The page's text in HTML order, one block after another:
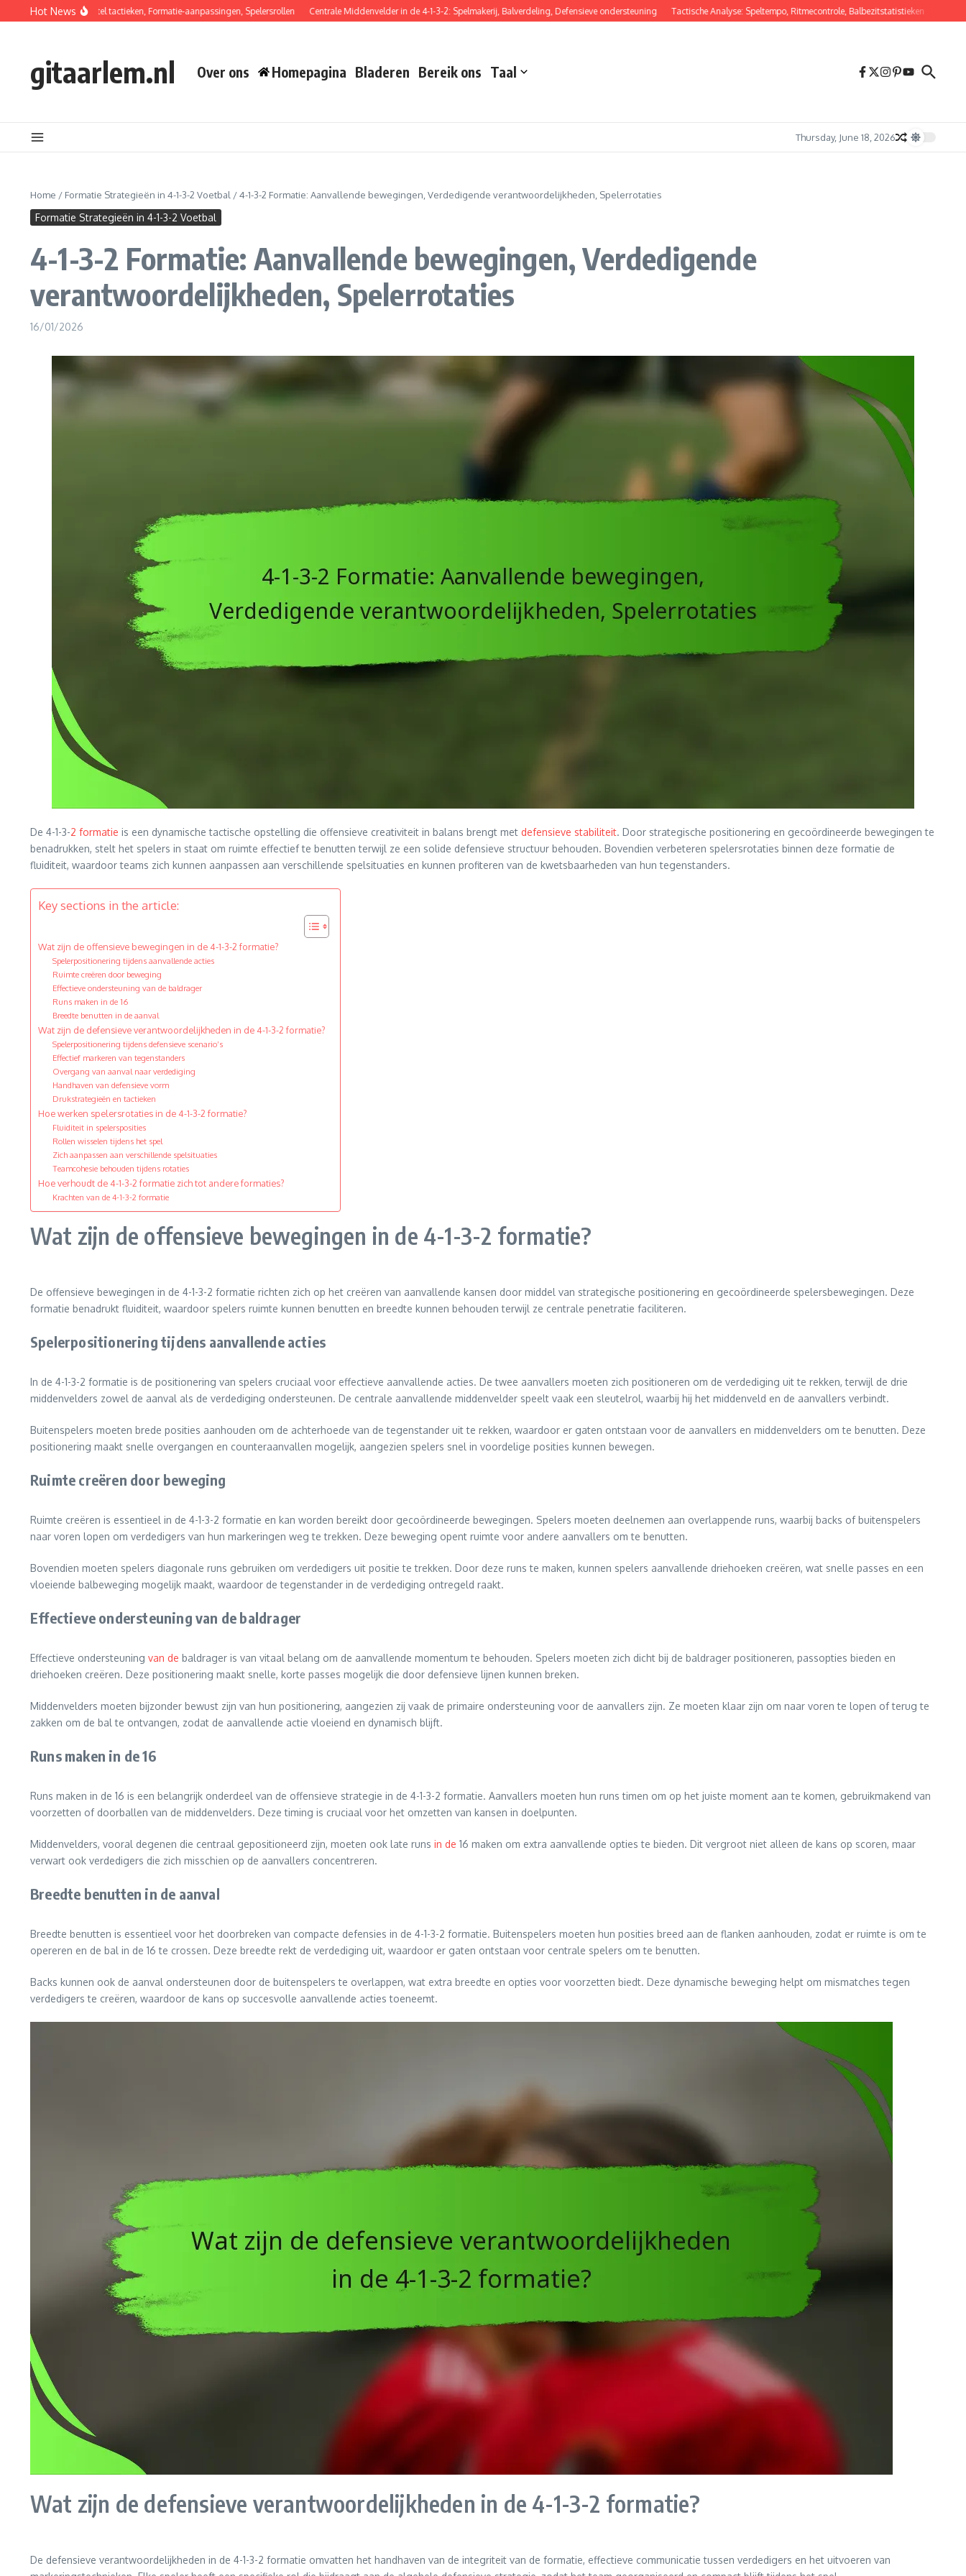
Skip to content
Hot News
Formatie: Balherstel tactieken, Formatie-aanpassingen, Spelersrollen Centrale Middenvelder in de 4-1-3-2: Spelmakerij, Balverdeling, Defensieve ondersteuning Tactische Analyse: Speltempo, Ritmecontrole, Balbezitstatistieken
gitaarlem.nl Over ons Homepagina Bladeren Bereik ons Taal
Thursday, June 18, 2026
Home / Formatie Strategieën in 4-1-3-2 Voetbal /4-1-3-2 Formatie: Aanvallende bewegingen, Verdedigende verantwoordelijkheden, Spelerrotaties
Formatie Strategieën in 4-1-3-2 Voetbal
4-1-3-2 Formatie: Aanvallende bewegingen, Verdedigende
verantwoordelijkheden, Spelerrotaties
16/01/2026
De 4-1-3-2 formatie is een dynamische tactische opstelling die offensieve creativiteit in balans brengt met defensieve stabiliteit. Door strategische positionering en gecoördineerde bewegingen te
benadrukken, stelt het spelers in staat om ruimte effectief te benutten terwijl ze een solide defensieve structuur behouden. Bovendien verbeteren spelersrotaties binnen deze formatie de
fluiditeit, waardoor teams zich kunnen aanpassen aan verschillende spelsituaties en kunnen profiteren van de kwetsbaarheden van hun tegenstanders.
Key sections in the article:
Wat zijn de offensieve bewegingen in de 4-1-3-2 formatie?
Spelerpositionering tijdens aanvallende acties
Ruimte creëren door beweging
Effectieve ondersteuning van de baldrager
Runs maken in de 16
Breedte benutten in de aanval
Wat zijn de defensieve verantwoordelijkheden in de 4-1-3-2 formatie?
Spelerpositionering tijdens defensieve scenario’s
Effectief markeren van tegenstanders
Overgang van aanval naar verdediging
Handhaven van defensieve vorm
Drukstrategieën en tactieken
Hoe werken spelersrotaties in de 4-1-3-2 formatie?
Fluiditeit in spelersposities
Rollen wisselen tijdens het spel
Zich aanpassen aan verschillende spelsituaties
Teamcohesie behouden tijdens rotaties
Hoe verhoudt de 4-1-3-2 formatie zich tot andere formaties?
Krachten van de 4-1-3-2 formatie
Wat zijn de offensieve bewegingen in de 4-1-3-2 formatie?
De offensieve bewegingen in de 4-1-3-2 formatie richten zich op het creëren van aanvallende kansen door middel van strategische positionering en gecoördineerde spelersbewegingen. Deze
formatie benadrukt fluiditeit, waardoor spelers ruimte kunnen benutten en breedte kunnen behouden terwijl ze centrale penetratie faciliteren.
Spelerpositionering tijdens aanvallende acties
In de 4-1-3-2 formatie is de positionering van spelers cruciaal voor effectieve aanvallende acties. De twee aanvallers moeten zich positioneren om de verdediging uit te rekken, terwijl de drie
middenvelders zowel de aanval als de verdediging ondersteunen. De centrale aanvallende middenvelder speelt vaak een sleutelrol, waarbij hij het middenveld en de aanvallers verbindt.
Buitenspelers moeten brede posities aanhouden om de achterhoede van de tegenstander uit te rekken, waardoor er gaten ontstaan voor de aanvallers en middenvelders om te benutten. Deze
positionering maakt snelle overgangen en counteraanvallen mogelijk, aangezien spelers snel in voordelige posities kunnen bewegen.
Ruimte creëren door beweging
Ruimte creëren is essentieel in de 4-1-3-2 formatie en kan worden bereikt door gecoördineerde bewegingen. Spelers moeten deelnemen aan overlappende runs, waarbij backs of buitenspelers
naar voren lopen om verdedigers van hun markeringen weg te trekken. Deze beweging opent ruimte voor andere aanvallers om te benutten.
Bovendien moeten spelers diagonale runs gebruiken om verdedigers uit positie te trekken. Door deze runs te maken, kunnen spelers aanvallende driehoeken creëren, wat snelle passes en een
vloeiende balbeweging mogelijk maakt, waardoor de tegenstander in de verdediging ontregeld raakt.
Effectieve ondersteuning van de baldrager
Effectieve ondersteuning van de baldrager is van vitaal belang om de aanvallende momentum te behouden. Spelers moeten zich dicht bij de baldrager positioneren, passopties bieden en
driehoeken creëren. Deze positionering maakt snelle, korte passes mogelijk die door defensieve lijnen kunnen breken.
Middenvelders moeten bijzonder bewust zijn van hun positionering, aangezien zij vaak de primaire ondersteuning voor de aanvallers zijn. Ze moeten klaar zijn om naar voren te lopen of terug te
zakken om de bal te ontvangen, zodat de aanvallende actie vloeiend en dynamisch blijft.
Runs maken in de 16
Runs maken in de 16 is een belangrijk onderdeel van de offensieve strategie in de 4-1-3-2 formatie. Aanvallers moeten hun runs timen om op het juiste moment aan te komen, gebruikmakend van
voorzetten of doorballen van de middenvelders. Deze timing is cruciaal voor het omzetten van kansen in doelpunten.
Middenvelders, vooral degenen die centraal gepositioneerd zijn, moeten ook late runs in de 16 maken om extra aanvallende opties te bieden. Dit vergroot niet alleen de kans op scoren, maar
verwart ook verdedigers die zich misschien op de aanvallers concentreren.
Breedte benutten in de aanval
Breedte benutten is essentieel voor het doorbreken van compacte defensies in de 4-1-3-2 formatie. Buitenspelers moeten hun posities breed aan de flanken aanhouden, zodat er ruimte is om te
opereren en de bal in de 16 te crossen. Deze breedte rekt de verdediging uit, waardoor er gaten ontstaan voor centrale spelers om te benutten.
Backs kunnen ook de aanval ondersteunen door de buitenspelers te overlappen, wat extra breedte en opties voor voorzetten biedt. Deze dynamische beweging helpt om mismatches tegen
verdedigers te creëren, waardoor de kans op succesvolle aanvallende acties toeneemt.
Wat zijn de defensieve verantwoordelijkheden in de 4-1-3-2 formatie?
De defensieve verantwoordelijkheden in de 4-1-3-2 formatie omvatten het handhaven van de integriteit van de formatie, effectieve communicatie tussen verdedigers en het uitvoeren van